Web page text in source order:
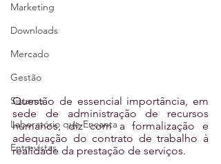
Marketing
Downloads
Mercado
Gestão
Sistema
Laboratório que Encanta
Entrevistas
Questão de essencial importância, em
sede de administração de recursos
humanos, diz com a formalização e
adequação do contrato de trabalho à
realidade da prestação de serviços.